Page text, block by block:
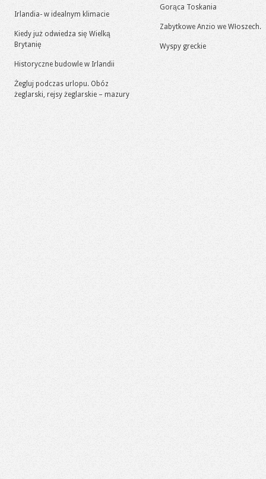
Irlandia- w idealnym klimacie
Kiedy już odwiedza się Wielką
Brytanię
Historyczne budowle w Irlandii
Żegluj podczas urlopu. Obóz
żeglarski, rejsy żeglarskie – mazury
Gorąca Toskania
Zabytkowe Anzio we Włoszech.
Wyspy greckie